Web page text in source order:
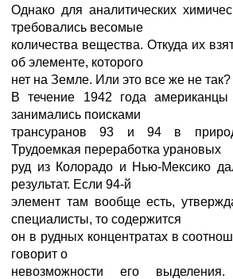
Однако для аналитических
требовались весомые
количества вещества. Откуда их
об элементе, которого
нет на Земле. Или это все же не так?
В течение 1942 года американцы
занимались поисками
трансуранов 93 и 94 в
Трудоемкая переработка урановых
руд из Колорадо и Нью-Мексико
результат. Если 94-й
элемент там вообще есть,
специалисты, то содержится
он в рудных концентратах в
говорит о
невозможности его